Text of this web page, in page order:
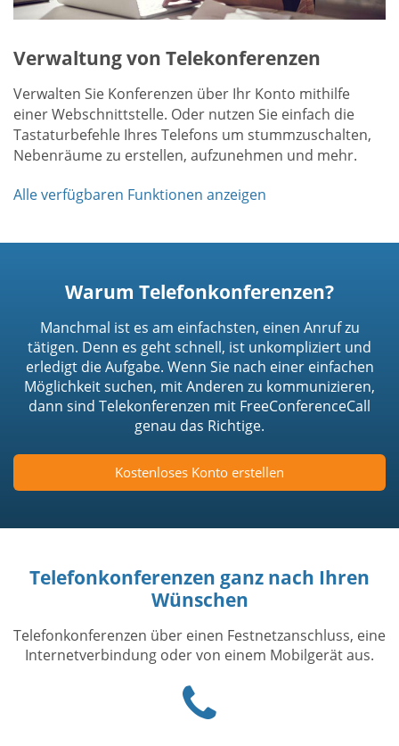
Verwaltung von Telekonferenzen
Verwalten Sie Konferenzen über Ihr Konto mithilfe
einer Webschnittstelle. Oder nutzen Sie einfach die
Tastaturbefehle Ihres Telefons um stummzuschalten,
Nebenräume zu erstellen, aufzunehmen und mehr.
Alle verfügbaren Funktionen anzeigen
Warum Telefonkonferenzen?
Manchmal ist es am einfachsten, einen Anruf zu
tätigen. Denn es geht schnell, ist unkompliziert und
erledigt die Aufgabe. Wenn Sie nach einer einfachen
Möglichkeit suchen, mit Anderen zu kommunizieren,
dann sind Telekonferenzen mit FreeConferenceCall
genau das Richtige.
Kostenloses Konto erstellen
Telefonkonferenzen ganz nach Ihren
Wünschen
Telefonkonferenzen über einen Festnetzanschluss, eine
Internetverbindung oder von einem Mobilgerät aus.
icon